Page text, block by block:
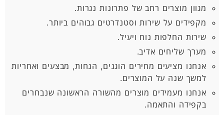
מגוון מוצרים רחב של פתרונות נגרות.
מקפידים על שירות וסטנדרטים גבוהים ביותר.
שירות החלפות נוח ויעיל.
מערך שליחים אדיב.
אנחנו מציעים מחירים הוגנים, הנחות, מבצעים ואחריות
למשך שנה על המוצרים.
אנחנו מעמידים מוצרים מהשורה הראשונה שנבחרים
בקפידה והתאמה.